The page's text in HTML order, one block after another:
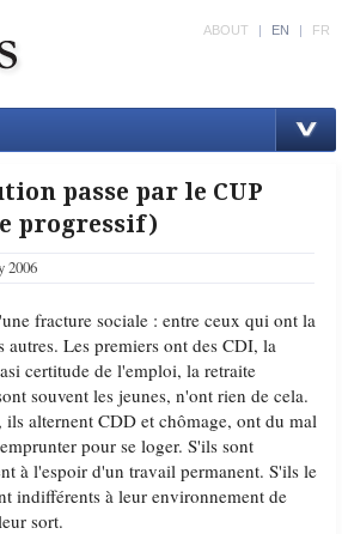
ABOUT | EN | FR
passe par le CUP
progressif)
2006
fracture sociale : entre ceux qui ont la
autres. Les premiers ont des CDI, la
certitude de l'emploi, la retraite
souvent les jeunes, n'ont rien de cela.
ils alternent CDD et chômage, ont du mal
pour se loger. S'ils sont
à l'espoir d'un travail permanent. S'ils le
indifférents à leur environnement de
sort.